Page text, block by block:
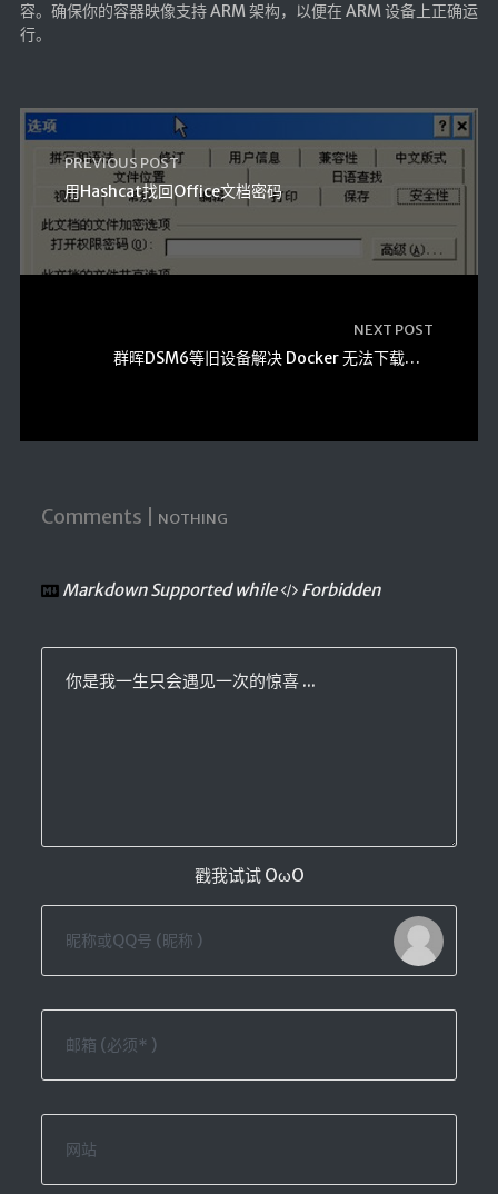
容。确保你的容器映像支持 ARM 架构，以便在 ARM 设备上正确运
行。
PREVIOUS POST
用Hashcat找回Office文档密码
NEXT POST
群晖DSM6等旧设备解决 Docker 无法下载镜像、Let’s Encrypt新证书ISRG Root X1未被信任的问题
Comments | NOTHING
Markdown Supported while Forbidden
你是我一生只会遇见一次的惊喜 ...
戳我试试 OωO
mv下载
📕学习
知乎付费文章
Markdown学习
LaTeX公式编辑器
Greasemonkey学习
VIP资源下载
全历史
世界货币
找建筑 土木资源
查重软件